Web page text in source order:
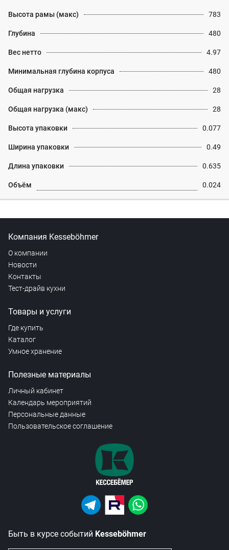
Высота рамы (макс) 783
Глубина 480
Вес нетто 4.97
Минимальная глубина корпуса 480
Общая нагрузка 28
Общая нагрузка (макс) 28
Высота упаковки 0.077
Ширина упаковки 0.49
Длина упаковки 0.635
Объём 0.024
Компания Kesseböhmer
О компании
Новости
Контакты
Тест-драйв кухни
Товары и услуги
Где купить
Каталог
Умное хранение
Полезные материалы
Личный кабинет
Календарь мероприятий
Персональные данные
Пользовательское соглашение
Быть в курсе событий Kesseböhmer